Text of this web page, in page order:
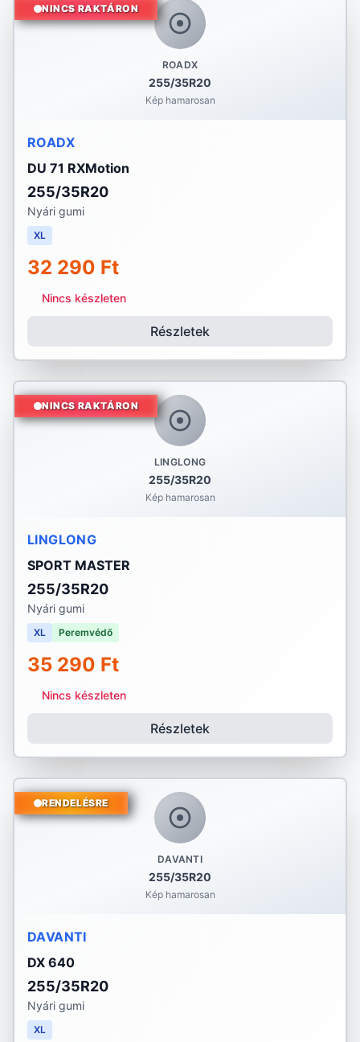
ROADX
255/35R20
Kép hamarosan
NINCS RAKTÁRON
ROADX
DU 71 RXMotion
255/35R20
Nyári gumi
XL
32 290 Ft
Nincs készleten
Részletek
LINGLONG
255/35R20
Kép hamarosan
NINCS RAKTÁRON
LINGLONG
SPORT MASTER
255/35R20
Nyári gumi
XL Peremvédő
35 290 Ft
Nincs készleten
Részletek
DAVANTI
255/35R20
Kép hamarosan
RENDELÉSRE
DAVANTI
DX 640
255/35R20
Nyári gumi
XL